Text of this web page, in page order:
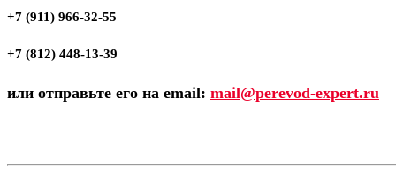
+7 (911) 966-32-55
+7 (812) 448-13-39
или отправьте его на email: mail@perevod-expert.ru